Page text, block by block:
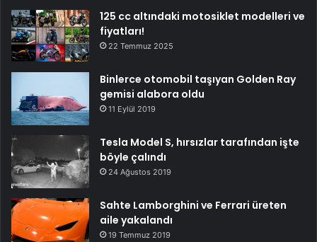
125 cc altındaki motosiklet modelleri ve
fiyatları!
22 Temmuz 2025
Binlerce otomobil taşıyan Golden Ray
gemisi alabora oldu
11 Eylül 2019
Tesla Model S, hırsızlar tarafından işte
böyle çalındı
24 Ağustos 2019
Sahte Lamborghini ve Ferrari üreten
aile yakalandı
19 Temmuz 2019